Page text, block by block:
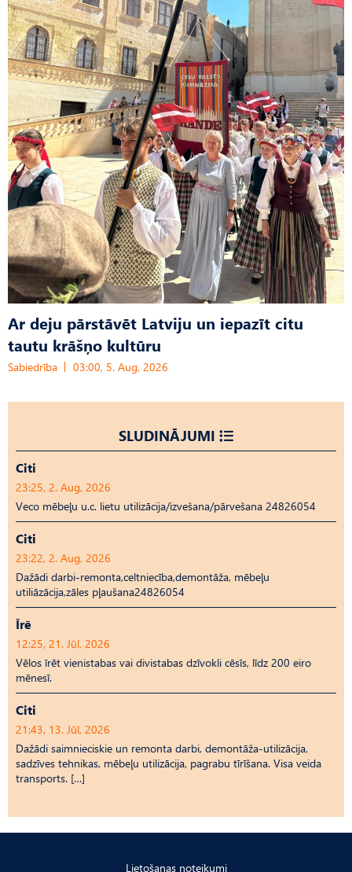
Ar deju pārstāvēt Latviju un iepazīt citu
tautu krāšņo kultūru
Sabiedrība 03:00, 5. Aug, 2026
SLUDINĀJUMI
Citi
23:25, 2. Aug, 2026
Veco mēbeļu u.c. lietu utilizācija/izvešana/pārvešana 24826054
Citi
23:22, 2. Aug, 2026
Dažādi darbi-remonta,celtniecība,demontāža, mēbeļu
utiliāzācija,zāles pļaušana24826054
Īrē
12:25, 21. Jūl, 2026
Vēlos īrēt vienistabas vai divistabas dzīvokli cēsīs, līdz 200 eiro
mēnesī.
Citi
21:43, 13. Jūl, 2026
Dažādi saimnieciskie un remonta darbi, demontāža-utilizācija,
sadzīves tehnikas, mēbeļu utilizācija, pagrabu tīrīšana. Visa veida
transports. […]
Lietošanas noteikumi